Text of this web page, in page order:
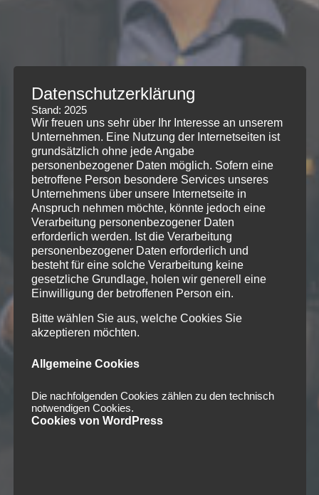
Datenschutzerklärung
Stand: 2025
Wir freuen uns sehr über Ihr Interesse an unserem
Unternehmen. Eine Nutzung der Internetseiten ist
grundsätzlich ohne jede Angabe
personenbezogener Daten möglich. Sofern eine
betroffene Person besondere Services unseres
Unternehmens über unsere Internetseite in
Anspruch nehmen möchte, könnte jedoch eine
Verarbeitung personenbezogener Daten
erforderlich werden. Ist die Verarbeitung
personenbezogener Daten erforderlich und
besteht für eine solche Verarbeitung keine
gesetzliche Grundlage, holen wir generell eine
Einwilligung der betroffenen Person ein.
Bitte wählen Sie aus, welche Cookies Sie
akzeptieren möchten.
Allgemeine Cookies
Die nachfolgenden Cookies zählen zu den technisch
notwendigen Cookies.
Cookies von WordPress